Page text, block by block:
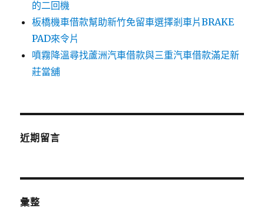
的二回機
板橋機車借款幫助新竹免留車選擇剎車片BRAKE
PAD來令片
噴霧降溫尋找蘆洲汽車借款與三重汽車借款滿足新
莊當舖
近期留言
彙整